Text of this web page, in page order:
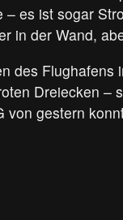
– es ist sogar
in der Wand,
des Flughafens
Dreiecken –
von gestern